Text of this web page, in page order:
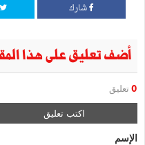
شارك
أضف تعليق على هذا
0 تعليق
اكتب تعليق
الإسم